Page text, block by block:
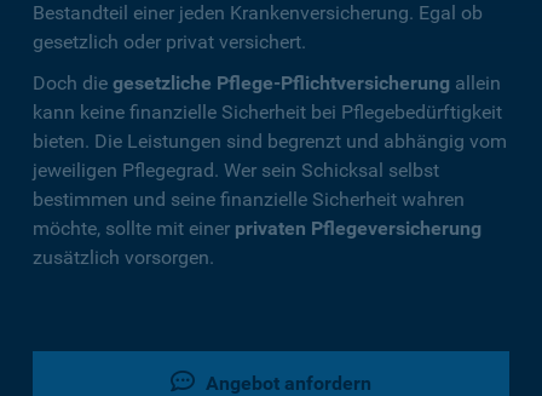
Bestandteil einer jeden Krankenversicherung. Egal ob
gesetzlich oder privat versichert.
Doch die gesetzliche Pflege-Pflichtversicherung allein
kann keine finanzielle Sicherheit bei Pflegebedürftigkeit
bieten. Die Leistungen sind begrenzt und abhängig vom
jeweiligen Pflegegrad. Wer sein Schicksal selbst
bestimmen und seine finanzielle Sicherheit wahren
möchte, sollte mit einer privaten Pflegeversicherung
zusätzlich vorsorgen.
Angebot anfordern